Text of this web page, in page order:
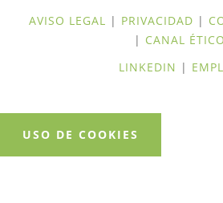
AVISO LEGAL | PRIVACIDAD |
| CANAL ÉTICO
LINKEDIN |
USO DE COOKIES